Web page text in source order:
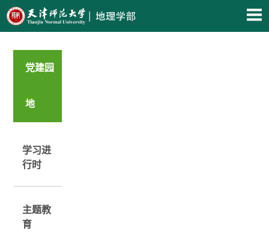
党建园
地
学习进
行时
主题教
育